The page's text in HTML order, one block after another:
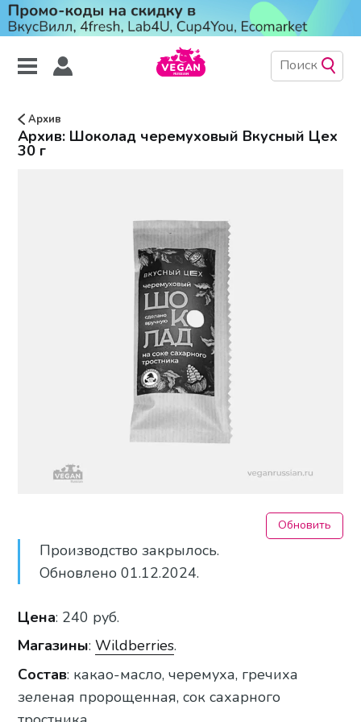
Архив
Архив: Шоколад черемуховый Вкусный Цех
30 г
Обновить
Производство закрылось.
Обновлено 01.12.2024.
Цена: 240 руб.
Магазины:Wildberries.
Состав: какао-масло, черемуха, гречиха
зеленая пророщенная, сок сахарного